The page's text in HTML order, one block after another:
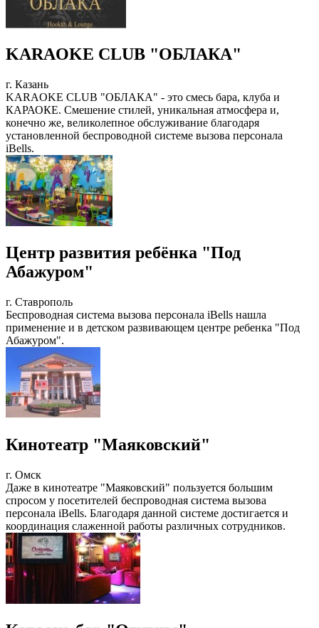
KARAOKE CLUB "ОБЛАКА"
г. Казань
KARAOKE CLUB "ОБЛАКА" - это смесь бара, клуба и
КАРАОКЕ. Смешение стилей, уникальная атмосфера и,
конечно же, великолепное обслуживание благодаря
установленной беспроводной системе вызова персонала
iBells.
Центр развития ребёнка "Под
Абажуром"
г. Ставрополь
Беспроводная система вызова персонала iBells нашла
применение и в детском развивающем центре ребенка "Под
Абажуром".
Кинотеатр "Маяковский"
г. Омск
Даже в кинотеатре "Маяковский" пользуется большим
спросом у посетителей беспроводная система вызова
персонала iBells. Благодаря данной системе достигается и
координация слаженной работы различных сотрудников.